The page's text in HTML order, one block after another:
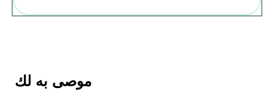
موصى به لك